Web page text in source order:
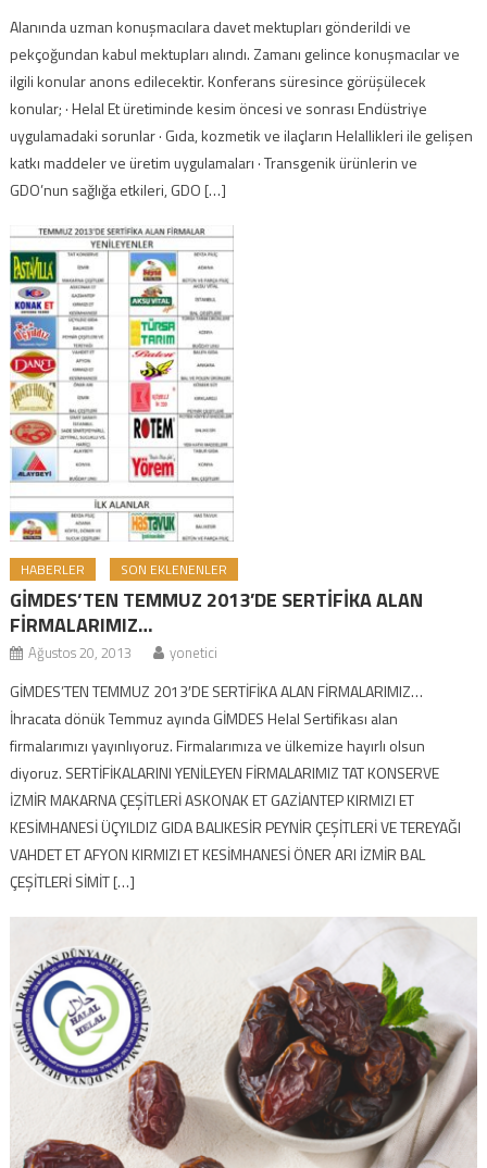
Alanında uzman konuşmacılara davet mektupları gönderildi ve
pekçoğundan kabul mektupları alındı. Zamanı gelince konuşmacılar ve
ilgili konular anons edilecektir. Konferans süresince görüşülecek
konular; · Helal Et üretiminde kesim öncesi ve sonrası Endüstriye
uygulamadaki sorunlar · Gıda, kozmetik ve ilaçların Helallikleri ile gelişen
katkı maddeler ve üretim uygulamaları · Transgenik ürünlerin ve
GDO’nun sağlığa etkileri, GDO […]
HABERLER SON EKLENENLER
GİMDES’TEN TEMMUZ 2013′DE SERTİFİKA ALAN
FİRMALARIMIZ…
Ağustos 20, 2013 yonetici
GİMDES’TEN TEMMUZ 2013′DE SERTİFİKA ALAN FİRMALARIMIZ…
İhracata dönük Temmuz ayında GİMDES Helal Sertifikası alan
firmalarımızı yayınlıyoruz. Firmalarımıza ve ülkemize hayırlı olsun
diyoruz. SERTİFİKALARINI YENİLEYEN FİRMALARIMIZ TAT KONSERVE
İZMİR MAKARNA ÇEŞİTLERİ ASKONAK ET GAZİANTEP KIRMIZI ET
KESİMHANESİ ÜÇYILDIZ GIDA BALIKESİR PEYNİR ÇEŞİTLERİ VE TEREYAĞI
VAHDET ET AFYON KIRMIZI ET KESİMHANESİ ÖNER ARI İZMİR BAL
ÇEŞİTLERİ SİMİT […]